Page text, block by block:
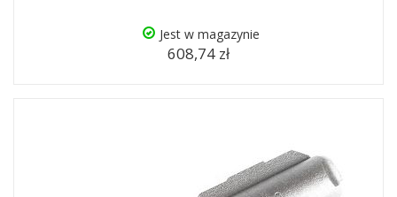
Jest w magazynie
608,74 zł